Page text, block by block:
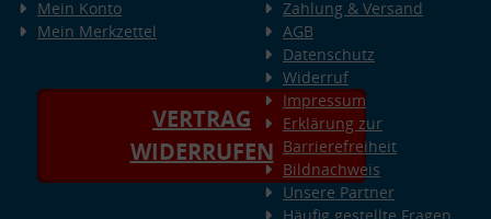
Mein Konto
Mein Merkzettel
VERTRAG
WIDERRUFEN
Zahlung & Versand
AGB
Datenschutz
Widerruf
Impressum
Erklärung zur
Barrierefreiheit
Bildnachweis
Unsere Partner